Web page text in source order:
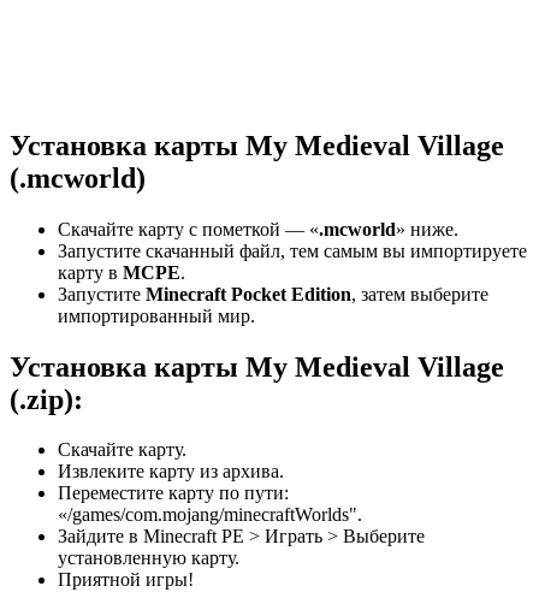
Установка карты My Medieval Village
(.mcworld)
Скачайте карту с пометкой — «.mcworld» ниже.
Запустите скачанный файл, тем самым вы импортируете
карту в MCPE.
Запустите Minecraft Pocket Edition, затем выберите
импортированный мир.
Установка карты My Medieval Village
(.zip):
Скачайте карту.
Извлеките карту из архива.
Переместите карту по пути:
«/games/com.mojang/minecraftWorlds".
Зайдите в Minecraft PE > Играть > Выберите
установленную карту.
Приятной игры!